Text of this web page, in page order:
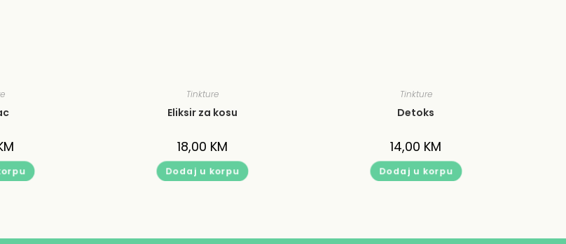
Tinkture
Eliksir za kosu
18,00 KM
Dodaj u korpu
Tinkture
Detoks
14,00 KM
Dodaj u korpu